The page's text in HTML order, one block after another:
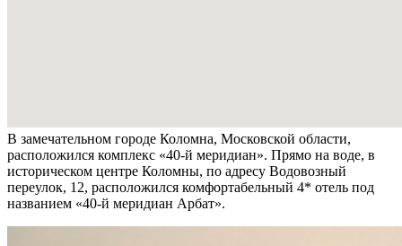
В замечательном городе Коломна, Московской области,
расположился комплекс «40-й меридиан». Прямо на воде, в
историческом центре Коломны, по адресу Водовозный
переулок, 12, расположился комфортабельный 4* отель под
названием «40-й меридиан Арбат».